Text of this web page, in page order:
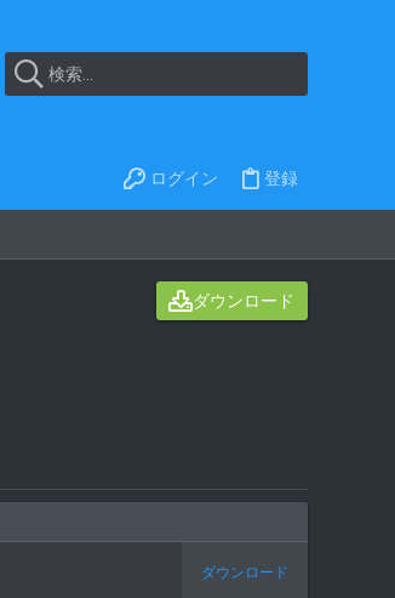
ログイン 登録
ダウンロード
ダウンロード